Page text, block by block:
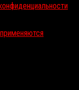
применяются